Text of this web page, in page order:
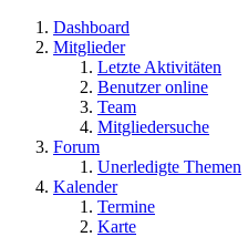
Dashboard
Mitglieder
Letzte Aktivitäten
Benutzer online
Team
Mitgliedersuche
Forum
Unerledigte Themen
Kalender
Termine
Karte